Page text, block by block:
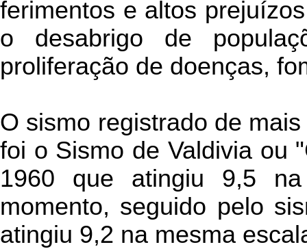
ferimentos e altos
o desabrigo de
proliferação de doenças,
O sismo registrado de
foi o Sismo de Valdivia ou
1960 que atingiu 9,5
momento, seguido pelo
atingiu 9,2 na mesma